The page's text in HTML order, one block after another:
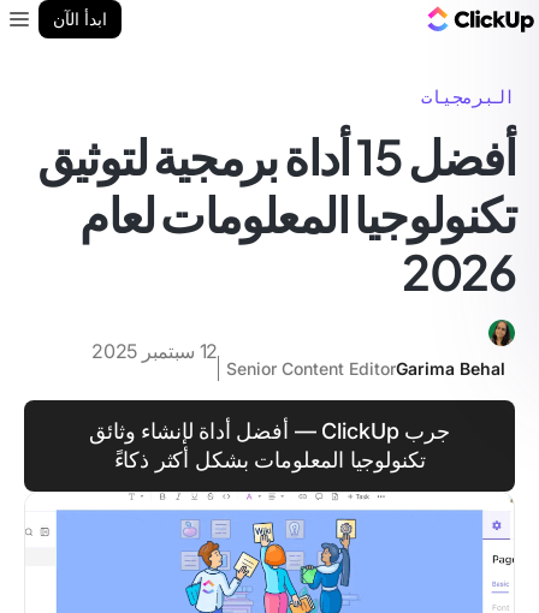
ابدأ الآن
البرمجيات
أفضل 15 أداة برمجية لتوثيق
تكنولوجيا المعلومات لعام
2026
Garima Behal
Senior Content Editor
12 سبتمبر 2025
جرب ClickUp — أفضل أداة لإنشاء وثائق
تكنولوجيا المعلومات بشكل أكثر ذكاءً